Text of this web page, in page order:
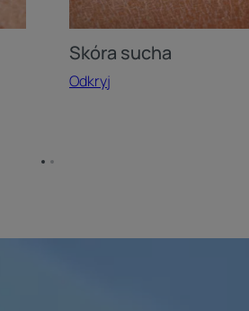
Skóra sucha
Odkryj
Przejdź
Przejdź